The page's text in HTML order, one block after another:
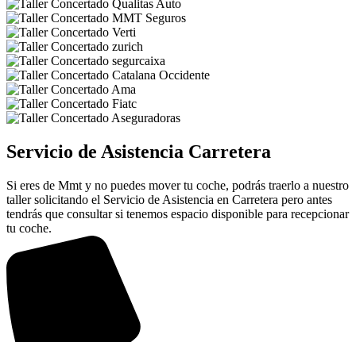
Servicio de Asistencia Carretera
Si eres de Mmt y no puedes mover tu coche, podrás traerlo a nuestro
taller solicitando el Servicio de Asistencia en Carretera pero antes
tendrás que consultar si tenemos espacio disponible para recepcionar
tu coche.